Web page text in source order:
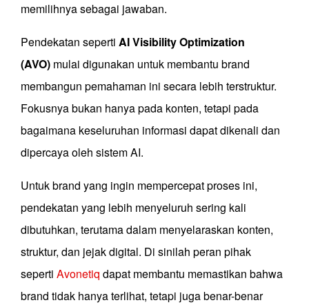
memilihnya sebagai jawaban.
Pendekatan seperti AI Visibility Optimization
(AVO) mulai digunakan untuk membantu brand
membangun pemahaman ini secara lebih terstruktur.
Fokusnya bukan hanya pada konten, tetapi pada
bagaimana keseluruhan informasi dapat dikenali dan
dipercaya oleh sistem AI.
Untuk brand yang ingin mempercepat proses ini,
pendekatan yang lebih menyeluruh sering kali
dibutuhkan, terutama dalam menyelaraskan konten,
struktur, dan jejak digital. Di sinilah peran pihak
seperti Avonetiq dapat membantu memastikan bahwa
brand tidak hanya terlihat, tetapi juga benar-benar